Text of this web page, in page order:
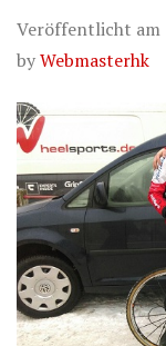
Veröffentlicht am
byWebmasterhk